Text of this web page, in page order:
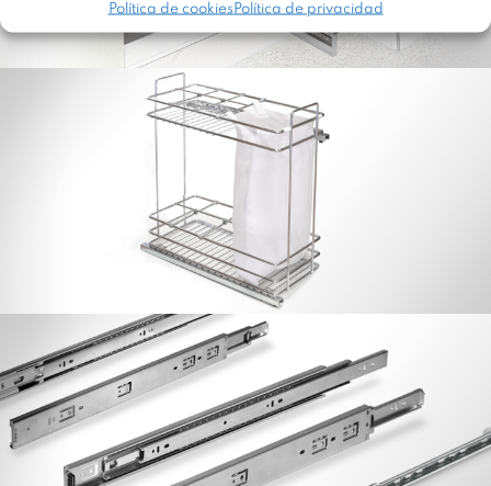
Política de cookies Política de privacidad
Botellero Panero Dynamic 15 / 20 / 25 /
30 / 35 / 40
Guías de Bolas